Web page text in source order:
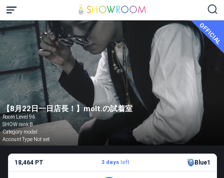
OFFICIAL
【8月22日一日店長！】molt.の試着室
Room Level 96
SHOW rank B
Category model
Account Type Not set
18,464 PT 3 days left Blue1